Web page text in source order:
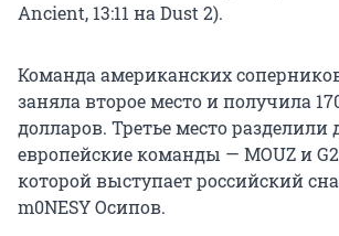
Ancient, 13:11 на Dust 2).
Команда американских
заняла второе место и получила
долларов. Третье место разделили
европейские команды — MOUZ и
которой выступает российский
m0NESY Осипов.